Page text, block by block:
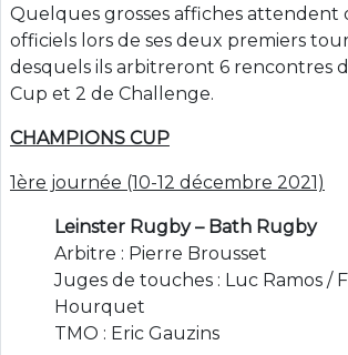
Quelques grosses affiches attendent
officiels lors de ses deux premiers
desquels ils arbitreront 6 rencontres
Cup et 2 de Challenge.
CHAMPIONS CUP
1ère journée (10-12 décembre 2021)
Leinster Rugby – Bath Rugby
Arbitre : Pierre Brousset
Juges de touches : Luc Ramos /
Hourquet
TMO : Eric Gauzins